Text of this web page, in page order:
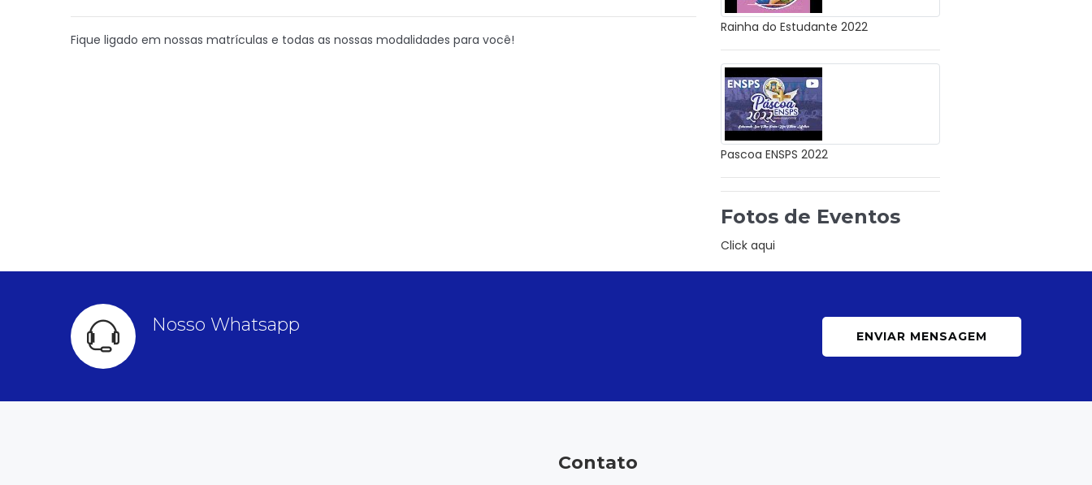
Fique ligado em nossas matrículas e todas as nossas modalidades para você!
Rainha do Estudante 2022
Pascoa ENSPS 2022
Fotos de Eventos
Click aqui
Nosso Whatsapp
ENVIAR MENSAGEM
Contato